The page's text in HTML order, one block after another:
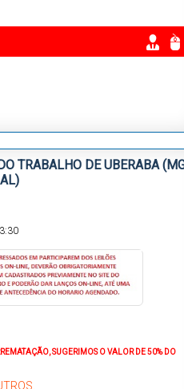
TRABALHO DE UBERABA
SUGERIMOS O VALOR DE 50% DO